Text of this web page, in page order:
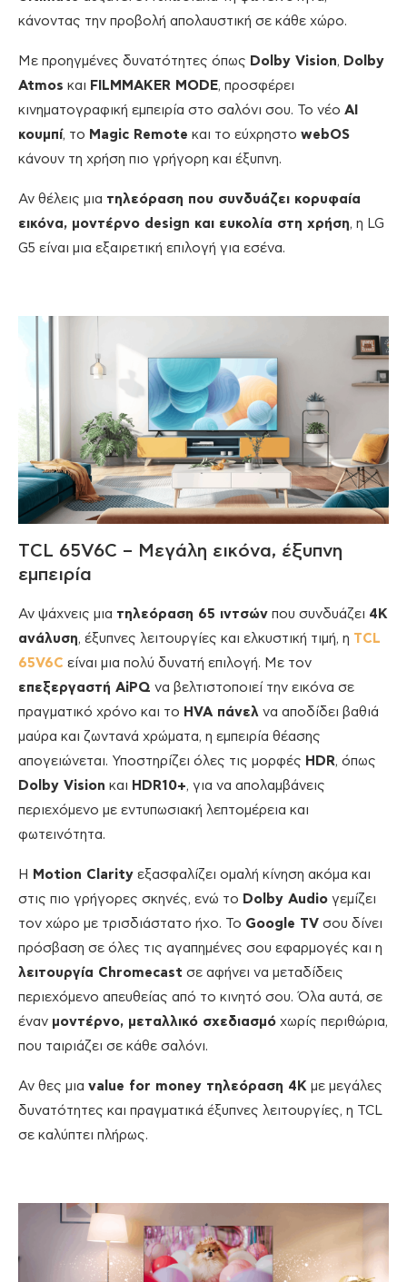
κάνοντας την προβολή απολαυστική σε κάθε χώρο.
Με προηγμένες δυνατότητες όπως Dolby Vision, Dolby
Atmos και FILMMAKER MODE, προσφέρει
κινηματογραφική εμπειρία στο σαλόνι σου. Το νέο AI
κουμπί, το Magic Remote και το εύχρηστο webOS
κάνουν τη χρήση πιο γρήγορη και έξυπνη.
Αν θέλεις μια τηλεόραση που συνδυάζει κορυφαία
εικόνα, μοντέρνο design και ευκολία στη χρήση, η LG
G5 είναι μια εξαιρετική επιλογή για εσένα.
TCL 65V6C – Μεγάλη εικόνα, έξυπνη
εμπειρία
Αν ψάχνεις μια τηλεόραση 65 ιντσών που συνδυάζει 4K
ανάλυση, έξυπνες λειτουργίες και ελκυστική τιμή, η TCL
65V6C είναι μια πολύ δυνατή επιλογή. Με τον
επεξεργαστή AiPQ να βελτιστοποιεί την εικόνα σε
πραγματικό χρόνο και το HVA πάνελ να αποδίδει βαθιά
μαύρα και ζωντανά χρώματα, η εμπειρία θέασης
απογειώνεται. Υποστηρίζει όλες τις μορφές HDR, όπως
Dolby Vision και HDR10+, για να απολαμβάνεις
περιεχόμενο με εντυπωσιακή λεπτομέρεια και
φωτεινότητα.
Η Motion Clarity εξασφαλίζει ομαλή κίνηση ακόμα και
στις πιο γρήγορες σκηνές, ενώ το Dolby Audio γεμίζει
τον χώρο με τρισδιάστατο ήχο. Το Google TV σου δίνει
πρόσβαση σε όλες τις αγαπημένες σου εφαρμογές και η
λειτουργία Chromecast σε αφήνει να μεταδίδεις
περιεχόμενο απευθείας από το κινητό σου. Όλα αυτά, σε
έναν μοντέρνο, μεταλλικό σχεδιασμό χωρίς περιθώρια,
που ταιριάζει σε κάθε σαλόνι.
Αν θες μια value for money τηλεόραση 4K με μεγάλες
δυνατότητες και πραγματικά έξυπνες λειτουργίες, η TCL
σε καλύπτει πλήρως.